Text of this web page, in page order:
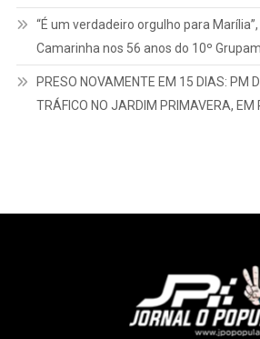
“É um verdadeiro orgulho para
Camarinha nos 56 anos do 10º
PRESO NOVAMENTE EM 15 DIAS: PM
TRÁFICO NO JARDIM PRIMAVERA, EM